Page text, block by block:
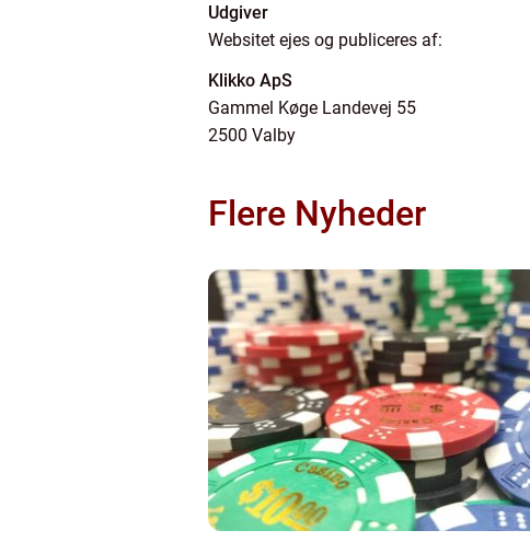
Udgiver
Websitet ejes og publiceres af:
Klikko ApS
Gammel Køge Landevej 55
2500 Valby
Flere Nyheder